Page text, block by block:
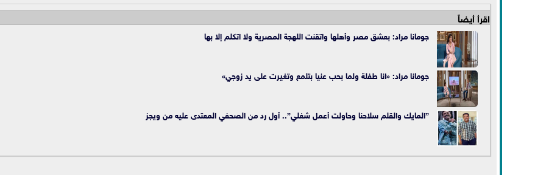
اقرأ أيضاً
جومانا مراد: بعشق مصر وأهلها واتقنت اللهجة المصرية ولا اتكلم إلا بها
جومانا مراد: «انا طفلة ولما بحب عنيا بتلمع وتغيرت على يد زوجي»
”المايك والقلم سلاحنا وحاولت أعمل شغلي”.. أول رد من الصحفي المعتدى عليه من ويجز